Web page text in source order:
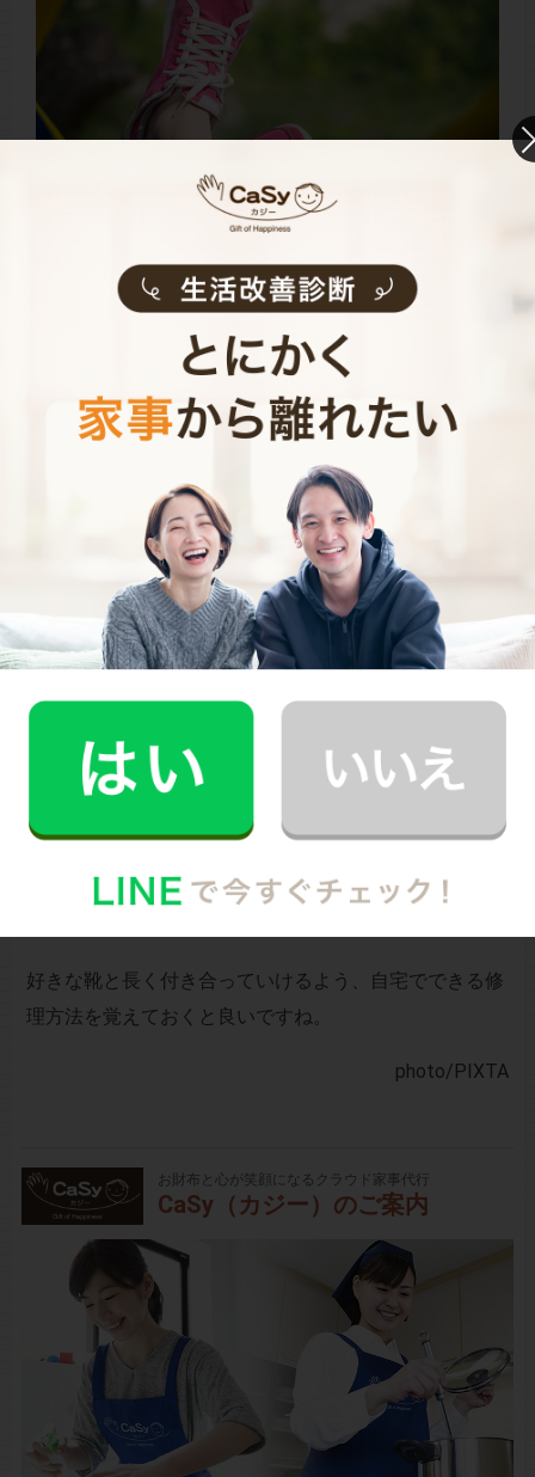
履き口の内側も破れたり、すり減ったりしやすい部分で
すね。履き口の内側も補修のシールなどで直すせます
場合は丁寧に取り除きます。そこに補修シールを貼り付
外側からは見えない部分ですが、そのまま履いていると
不快に感じる時もあるでしょう。お気に入りの靴であれ
ばしっかりと修復しておきましょう。
お気に入りの靴は、かかとや内側がすり減ってしまいが
ますが、靴は値段が高いことも多くなかなかお気に入り
好きな靴と長く付き合っていけるよう、自宅でできる修
理方法を覚えておくと良いですね。
photo/PIXTA
お財布と心が笑顔になるクラウド家事代行
CaSy（カジー）のご案内